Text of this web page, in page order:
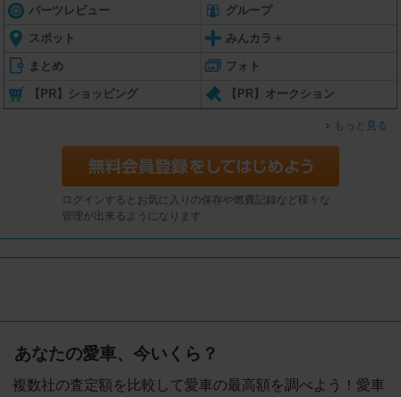
パーツレビュー グループ
スポット みんカラ＋
まとめ フォト
【PR】ショッピング 【PR】オークション
もっと見る
ログインするとお気に入りの保存や燃費記録など様々な
管理が出来るようになります
あなたの愛車、今いくら？
複数社の査定額を比較して愛車の最高額を調べよう！愛車